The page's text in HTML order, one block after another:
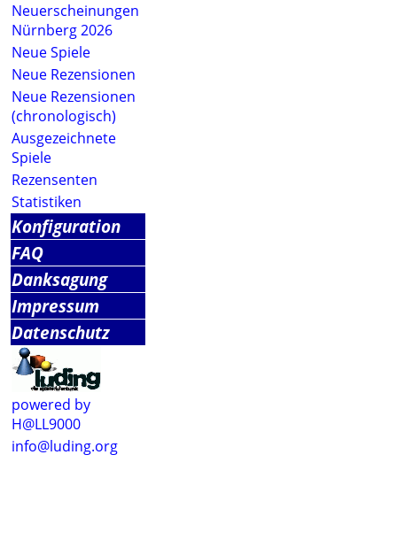
Neuerscheinungen
Nürnberg 2026
Neue Spiele
Neue Rezensionen
Neue Rezensionen
(chronologisch)
Ausgezeichnete
Spiele
Rezensenten
Statistiken
Konfiguration
FAQ
Danksagung
Impressum
Datenschutz
powered by
H@LL9000
info@luding.org